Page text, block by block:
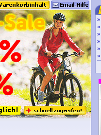
»
»
»
»
»
»